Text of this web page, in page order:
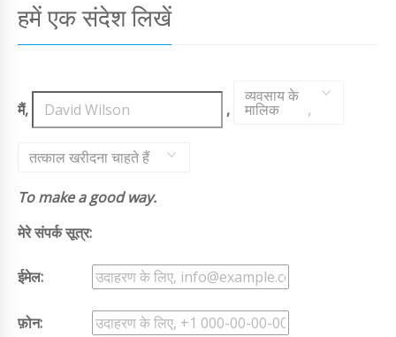
हमें एक संदेश लिखें
मैं, ,
व्यवसाय के
मालिक ,
तत्काल खरीदना चाहते हैं
To make a good way.
मेरे संपर्क सूत्र:
ईमेल:
फ़ोन: